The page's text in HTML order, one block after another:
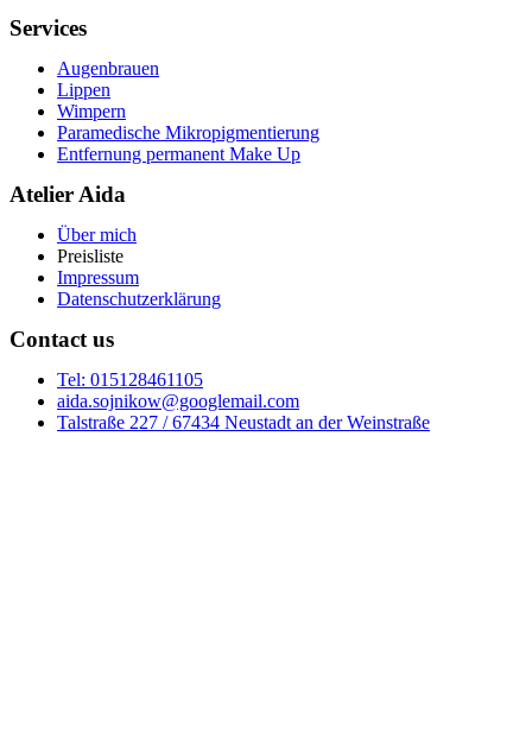
Services
Augenbrauen
Lippen
Wimpern
Paramedische Mikropigmentierung
Entfernung permanent Make Up
Atelier Aida
Über mich
Preisliste
Impressum
Datenschutzerklärung
Contact us
Tel: 015128461105
aida.sojnikow@googlemail.com
Talstraße 227 / 67434 Neustadt an der Weinstraße